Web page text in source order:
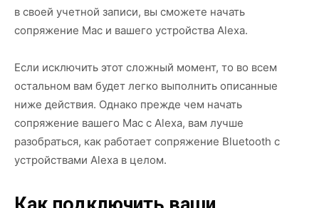
в своей учетной записи, вы сможете начать
сопряжение Mac и вашего устройства Alexa.
Если исключить этот сложный момент, то во всем
остальном вам будет легко выполнить описанные
ниже действия. Однако прежде чем начать
сопряжение вашего Mac с Alexa, вам лучше
разобраться, как работает сопряжение Bluetooth с
устройствами Alexa в целом.